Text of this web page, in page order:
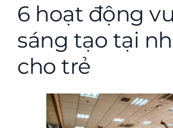
6 hoạt động
sáng tạo tại
cho trẻ